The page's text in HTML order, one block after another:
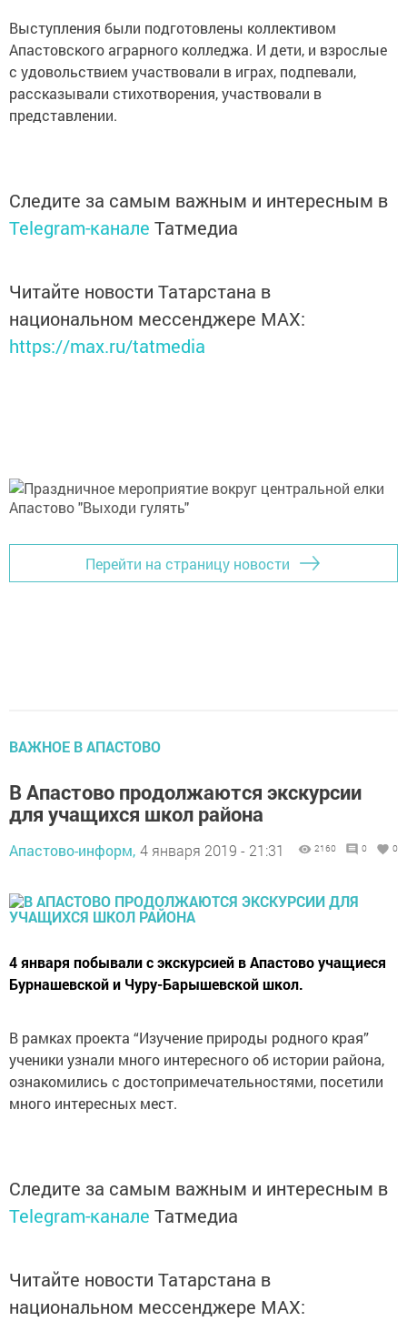
Выступления были подготовлены коллективом
Апастовского аграрного колледжа. И дети, и взрослые
с удовольствием участвовали в играх, подпевали,
рассказывали стихотворения, участвовали в
представлении.
Следите за самым важным и интересным в
Telegram-канале Татмедиа
Читайте новости Татарстана в
национальном мессенджере MАХ:
https://max.ru/tatmedia
Перейти на страницу новости
ВАЖНОЕ В АПАСТОВО
В Апастово продолжаются экскурсии
для учащихся школ района
Апастово-информ, 4 января 2019 - 21:31 2160 0 0
4 января побывали с экскурсией в Апастово учащиеся
Бурнашевской и Чуру-Барышевской школ.
В рамках проекта “Изучение природы родного края”
ученики узнали много интересного об истории района,
ознакомились с достопримечательностями, посетили
много интересных мест.
Следите за самым важным и интересным в
Telegram-канале Татмедиа
Читайте новости Татарстана в
национальном мессенджере MАХ: